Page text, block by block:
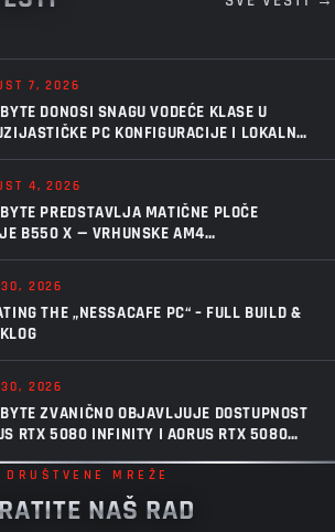
7, 2026
DONOSI SNAGU VODEĆE KLASE U
PC KONFIGURACIJE I LOKALNU
INTELIGENCIJU UZ AORUS P1600W
4, 2026
PREDSTAVLJA MATIČNE PLOČE
B550 X — VRHUNSKE AM4
U NOVOM IZDANJU
2026
THE „NESSACAFE PC“ – FULL BUILD &
2026
ZVANIČNO OBJAVLJUJE DOSTUPNOST
RTX 5080 INFINITY I AORUS RTX 5080
WOOD GRAFIČKIH KARTICA
DRUŠTVENE MREŽE
NAŠ RAD